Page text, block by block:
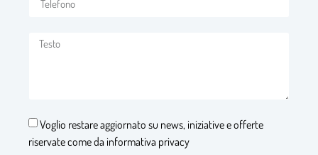
Voglio restare aggiornato su news, iniziative e offerte
riservate come da informativa privacy